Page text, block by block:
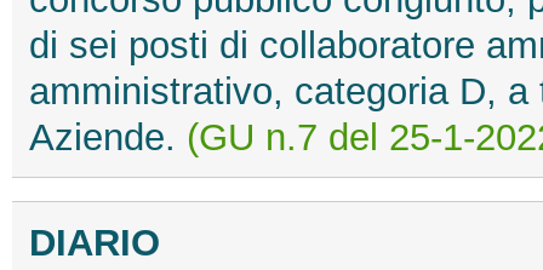
di sei posti di collaboratore
amministrativo, categoria D,
Aziende. (GU n.7 del 25-1-
DIARIO